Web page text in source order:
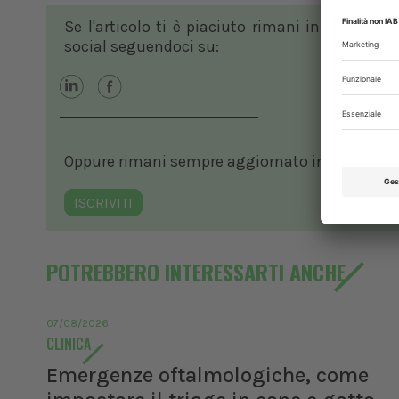
Se l'articolo ti è piaciuto rimani in contatto
social seguendoci su:
Oppure rimani sempre aggiornato in ambito
ISCRIVITI
POTREBBERO INTERESSARTI ANCHE
07/08/2026
CLINICA
Emergenze oftalmologiche, come